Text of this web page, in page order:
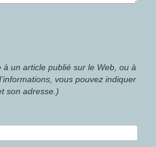
un article publié sur le Web, ou à
vous pouvez indiquer
son adresse.)